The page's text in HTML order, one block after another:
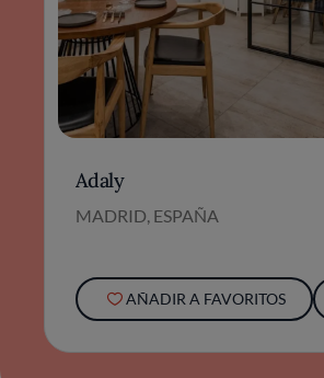
Adaly
MADRID, ESPAÑA
AÑADIR A FAVORITOS